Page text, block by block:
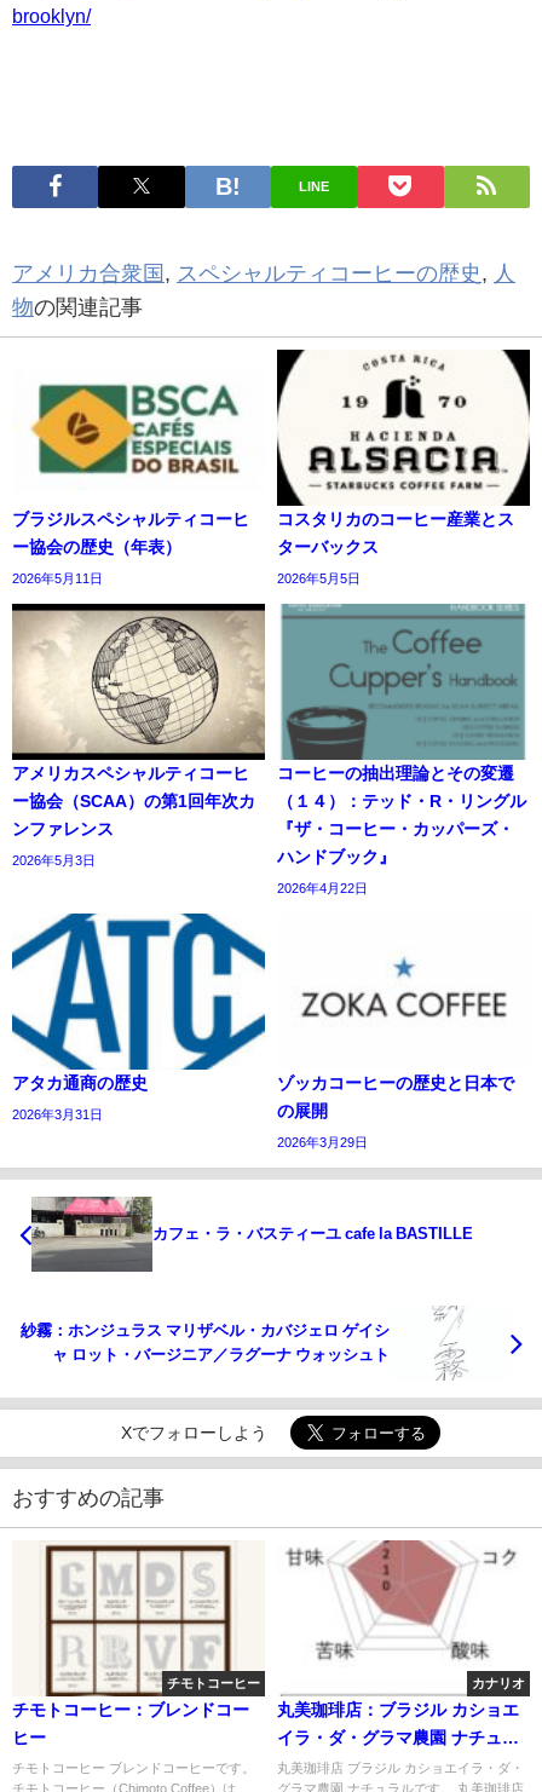
brooklyn/
LINE
アメリカ合衆国 スペシャルティコーヒーの歴史
人
物の関連記事
ブラジルスペシャルティコーヒ
ー協会の歴史（年表）
2026年5月11日
コスタリカのコーヒー産業とス
ターバックス
2026年5月5日
アメリカスペシャルティコーヒ
ー協会（SCAA）の第1回年次カ
ンファレンス
2026年5月3日
コーヒーの抽出理論とその変遷
（１４）：テッド・R・リングル
『ザ・コーヒー・カッパーズ・
ハンドブック』
2026年4月22日
アタカ通商の歴史
2026年3月31日
ゾッカコーヒーの歴史と日本で
の展開
2026年3月29日
カフェ・ラ・バスティーユ cafe la BASTILLE
紗霧：ホンジュラス マリザベル・カバジェロ ゲイシ
ャ ロット・バージニア／ラグーナ ウォッシュト
Xでフォローしよう
おすすめの記事
チモトコーヒー
チモトコーヒー：ブレンドコー
ヒー
チモトコーヒー ブレンドコーヒーです。
チモトコーヒー（Chimoto Coffee）は、
カナリオ
丸美珈琲店：ブラジル カショエ
イラ・ダ・グラマ農園 ナチュラ
ル
丸美珈琲店 ブラジル カショエイラ・ダ・
グラマ農園 ナチュラルです。 丸美珈琲店